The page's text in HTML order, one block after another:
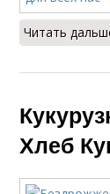
Читать
Хлеб